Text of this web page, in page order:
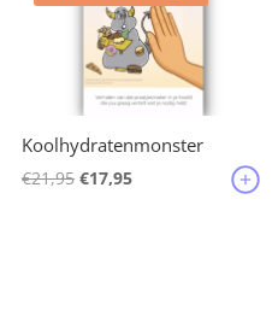
Koolhydratenmonster
€21,95 Oorspronkelijke
€17,95Huidige